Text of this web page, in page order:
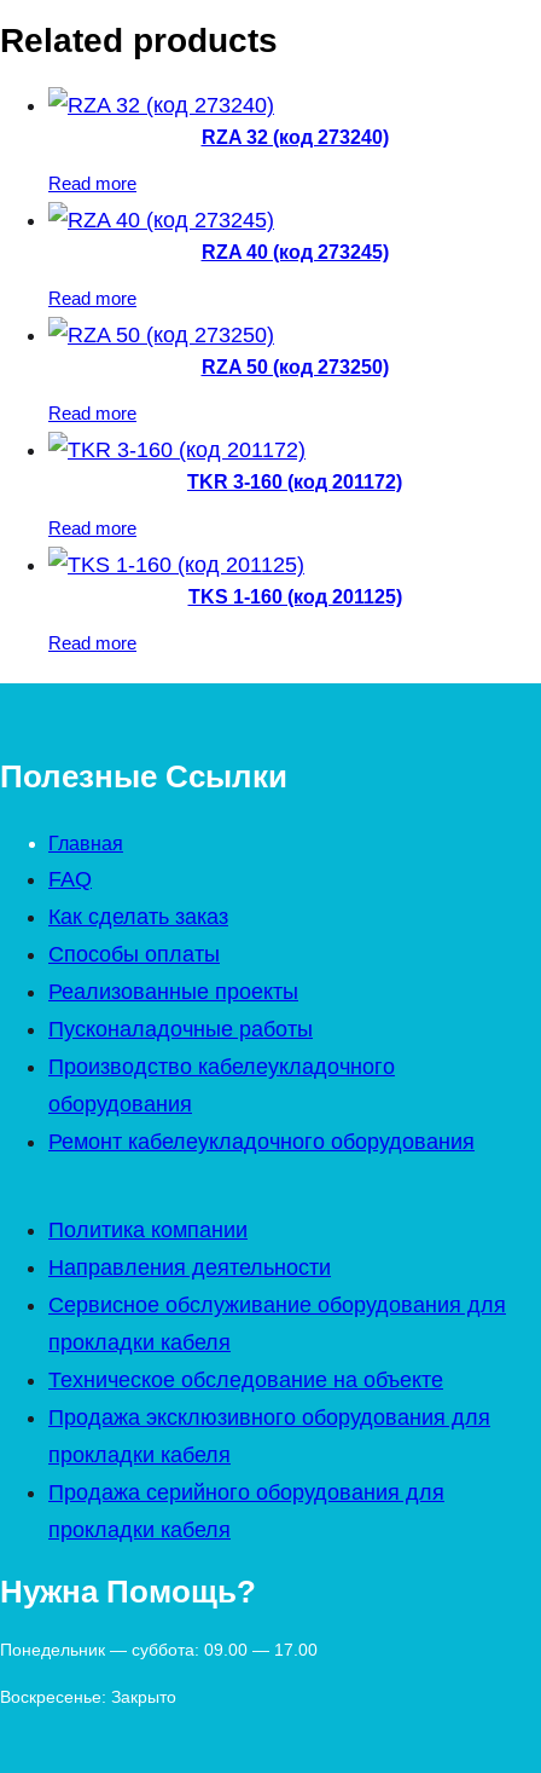
Related products
RZA 32 (код 273240)
Read more
RZA 40 (код 273245)
Read more
RZA 50 (код 273250)
Read more
TKR 3-160 (код 201172)
Read more
TKS 1-160 (код 201125)
Read more
Полезные Ссылки
Главная
FAQ
Как сделать заказ
Способы оплаты
Реализованные проекты
Пусконаладочные работы
Производство кабелеукладочного
оборудования
Ремонт кабелеукладочного оборудования
Политика компании
Направления деятельности
Сервисное обслуживание оборудования для
прокладки кабеля
Техническое обследование на объекте
Продажа эксклюзивного оборудования для
прокладки кабеля
Продажа серийного оборудования для
прокладки кабеля
Нужна Помощь?
Понедельник — суббота: 09.00 — 17.00
Воскресенье: Закрыто